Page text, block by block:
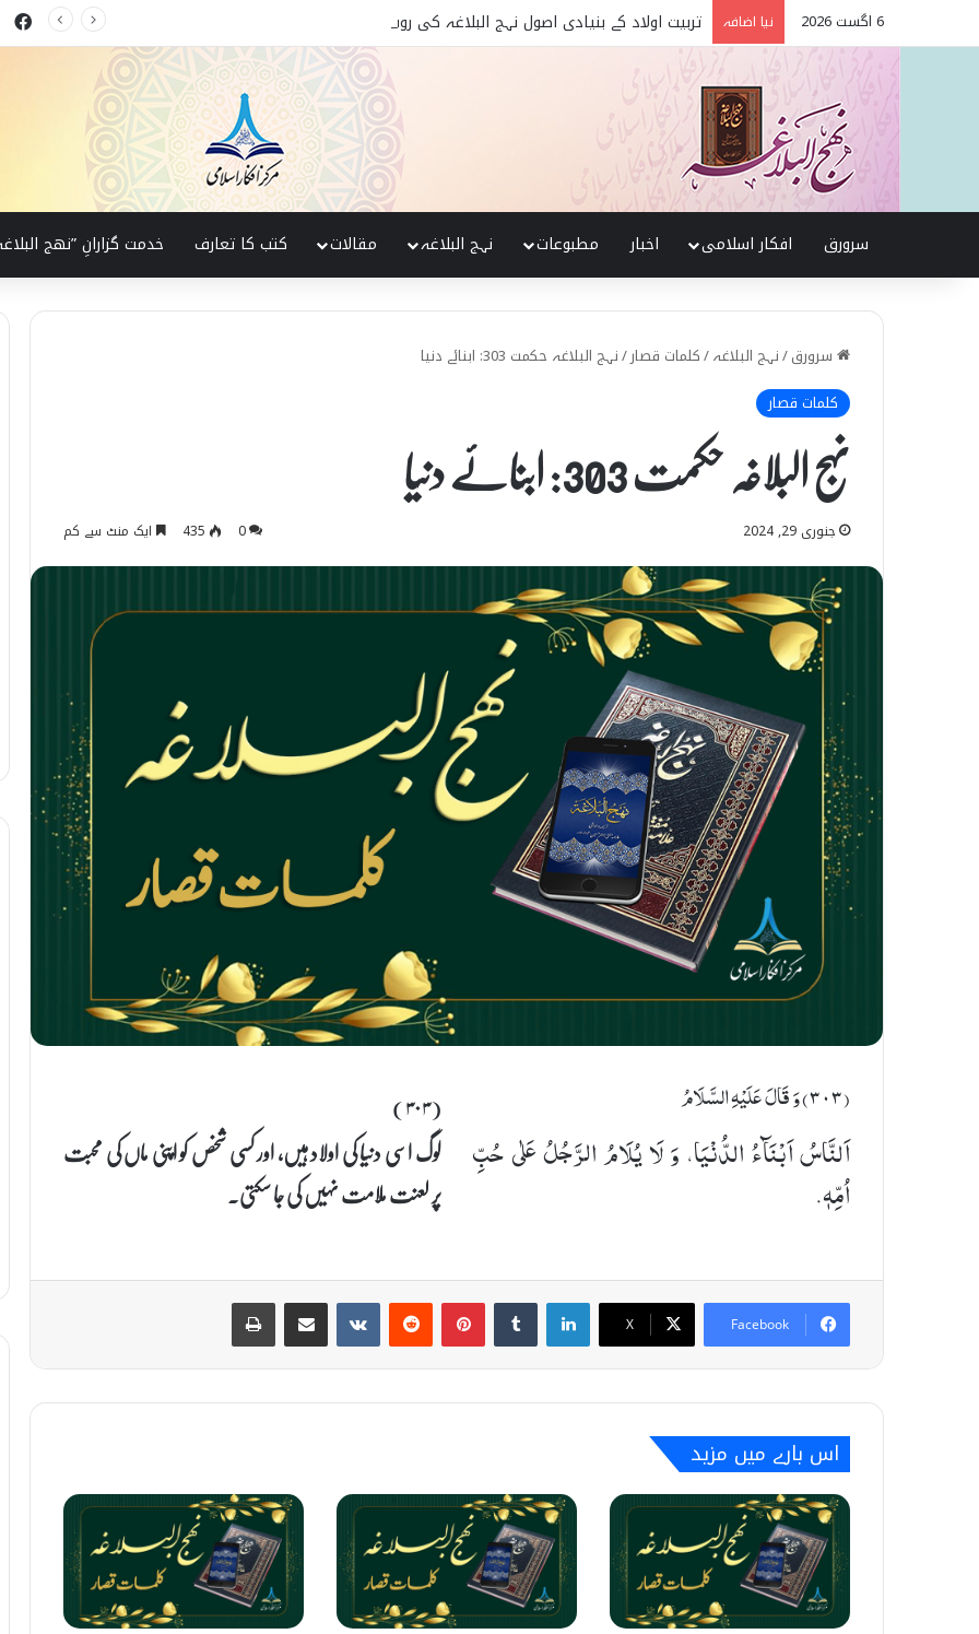
6 اگست 2026 نیا اضافہ تربیت اولاد کے بنیادی اصول نہج البلاغہ کی روشنی میں
سرورق افکار اسلامی اخبار مطبوعات نہج البلاغہ مقالات کتب کا تعارف خدمت گزارانِ ”نھج
سرورق/نہج البلاغہ/کلمات قصار/نہج البلاغہ حکمت 303: ابنائے دنیا
کلمات قصار
نہج البلاغہ حکمت 303: ابنائے دنیا
جنوری 29, 2024 0
435 ایک منٹ سے کم
(٣٠٣) وَ قَالَ عَلَیْهِ السَّلَامُ (۳۰۳)
اَلنَّاسُ اَبْنَآءُ الدُّنْیَا، وَ لَا یُلَامُ الرَّجُلُ عَلٰى حُبِّ
اُمِّهٖ.
لوگ اسی دنیا کی اولاد ہیں، اور کسی شخص کو اپنی ماں کی محبت
پر لعنت ملامت نہیں کی جا سکتی۔
Facebook
X
اس بارے میں مزید